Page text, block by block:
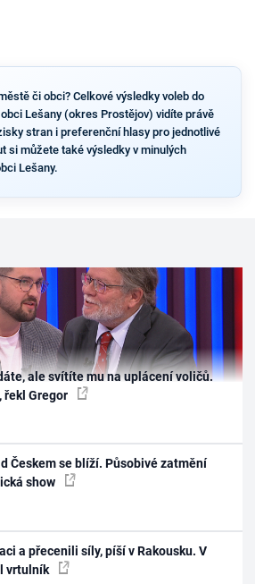
či obci? Celkové výsledky voleb do
Lešany (okres Prostějov) vidíte právě
stran i preferenční hlasy pro jednotlivé
si můžete také výsledky v minulých
Lešany.
ale svítíte mu na uplácení voličů.
řekl Gregor
Českem se blíží. Působivé zatmění
show
a přecenili síly, píší v Rakousku. V
vrtulník